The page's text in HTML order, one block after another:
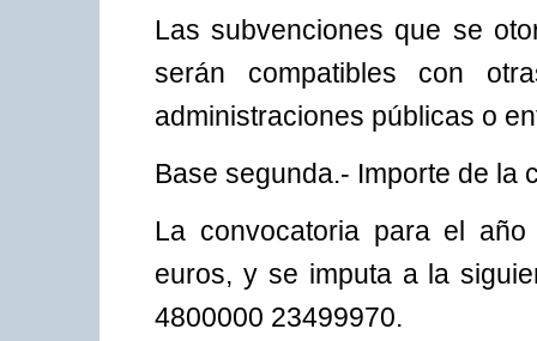
Las subvenciones que se
serán compatibles con
administraciones públicas o
Base segunda.- Importe de la
La convocatoria para el
euros, y se imputa a la
4800000 23499970.